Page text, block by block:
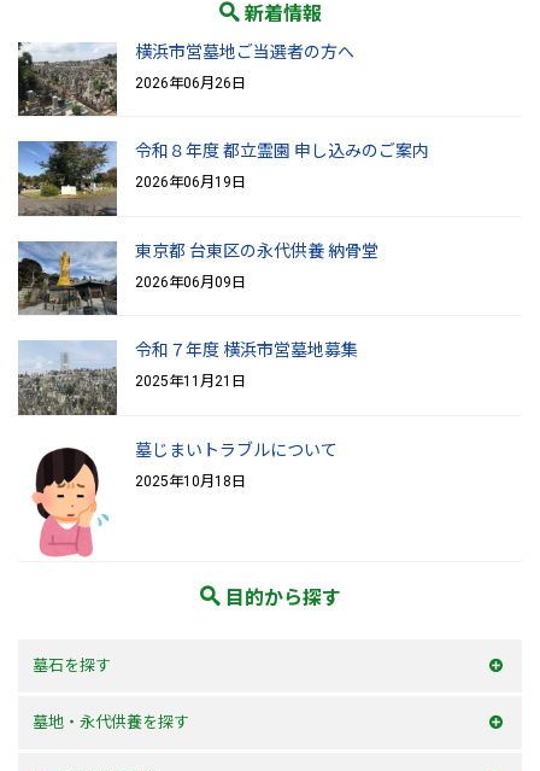
新着情報
横浜市営墓地ご当選者の方へ
2026年06月26日
令和８年度 都立霊園 申し込みのご案内
2026年06月19日
東京都 台東区の永代供養 納骨堂
2026年06月09日
令和７年度 横浜市営墓地募集
2025年11月21日
墓じまいトラブルについて
2025年10月18日
目的から探す
墓石を探す
和型墓石
墓地・永代供養を探す